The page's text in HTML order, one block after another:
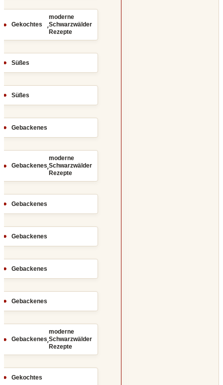
Gekochtes ,
moderne
Schwarzwälder
Rezepte
Süßes
Süßes
Gebackenes
Gebackenes,
moderne
Schwarzwälder
Rezepte
Gebackenes
Gebackenes
Gebackenes
Gebackenes
Gebackenes,
moderne
Schwarzwälder
Rezepte
Gekochtes